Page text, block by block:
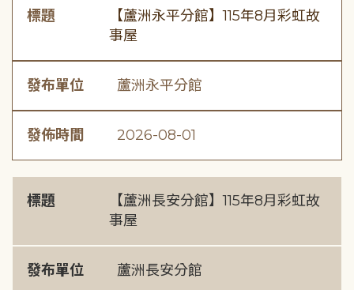
標題
【蘆洲永平分館】115年8月彩虹故
事屋
發布單位 蘆洲永平分館
發佈時間 2026-08-01
標題
【蘆洲長安分館】115年8月彩虹故
事屋
發布單位 蘆洲長安分館